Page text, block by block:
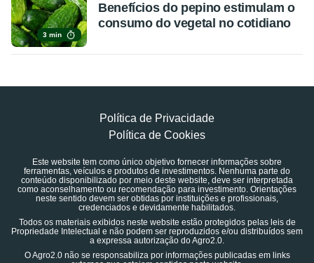
3 min
Benefícios do pepino estimulam o
consumo do vegetal no cotidiano
Política de Privacidade
Política de Cookies
Este website tem como único objetivo fornecer informações sobre
ferramentas, veículos e produtos de investimentos. Nenhuma parte do
conteúdo disponibilizado por meio deste website, deve ser interpretada
como aconselhamento ou recomendação para investimento. Orientações
neste sentido devem ser obtidas por instituições e profissionais,
credenciados e devidamente habilitados.
Todos os materiais exibidos neste website estão protegidos pelas leis de
Propriedade Intelectual e não podem ser reproduzidos e/ou distribuídos sem
a expressa autorização do Agro2.0.
O Agro2.0 não se responsabiliza por informações publicadas em links